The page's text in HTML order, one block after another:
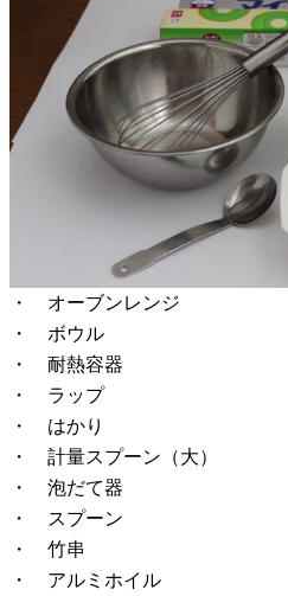
・ オーブンレンジ
・ ボウル
・ 耐熱容器
・ ラップ
・ はかり
・ 計量スプーン（大）
・ 泡だて器
・ スプーン
・ 竹串
・ アルミホイル